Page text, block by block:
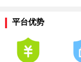
平台优势